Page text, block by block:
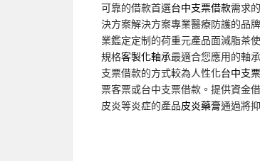
可靠的借款首選台中支票借款需求
決方案解決方案專業醫療防護的品牌
業鑑定定制的荷重元產品面減脂茶
規格客製化軸承最適合您應用的軸
支票借款的方式較為人性化台中支
票客票或台中支票借款。提供資金
皮炎等炎症的產品皮炎藥膏通過將